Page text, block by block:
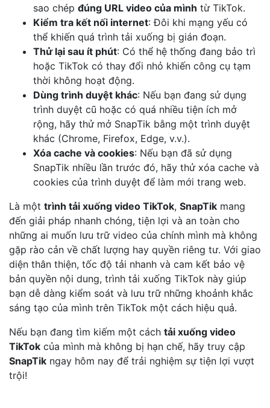
sao chép đúng URL video của mình từ TikTok.
Kiểm tra kết nối internet: Đôi khi mạng yếu có
thể khiến quá trình tải xuống bị gián đoạn.
Thử lại sau ít phút: Có thể hệ thống đang bảo trì
hoặc TikTok có thay đổi nhỏ khiến công cụ tạm
thời không hoạt động.
Dùng trình duyệt khác: Nếu bạn đang sử dụng
trình duyệt cũ hoặc có quá nhiều tiện ích mở
rộng, hãy thử mở SnapTik bằng một trình duyệt
khác (Chrome, Firefox, Edge, v.v.).
Xóa cache và cookies: Nếu bạn đã sử dụng
SnapTik nhiều lần trước đó, hãy thử xóa cache và
cookies của trình duyệt để làm mới trang web.
Là một trình tải xuống video TikTok, SnapTik mang
đến giải pháp nhanh chóng, tiện lợi và an toàn cho
những ai muốn lưu trữ video của chính mình mà không
gặp rào cản về chất lượng hay quyền riêng tư. Với giao
diện thân thiện, tốc độ tải nhanh và cam kết bảo vệ
bản quyền nội dung, trình tải xuống TikTok này giúp
bạn dễ dàng kiểm soát và lưu trữ những khoảnh khắc
sáng tạo của mình trên TikTok một cách hiệu quả.
Nếu bạn đang tìm kiếm một cách tải xuống video
TikTok của mình mà không bị hạn chế, hãy truy cập
SnapTik ngay hôm nay để trải nghiệm sự tiện lợi vượt
trội!